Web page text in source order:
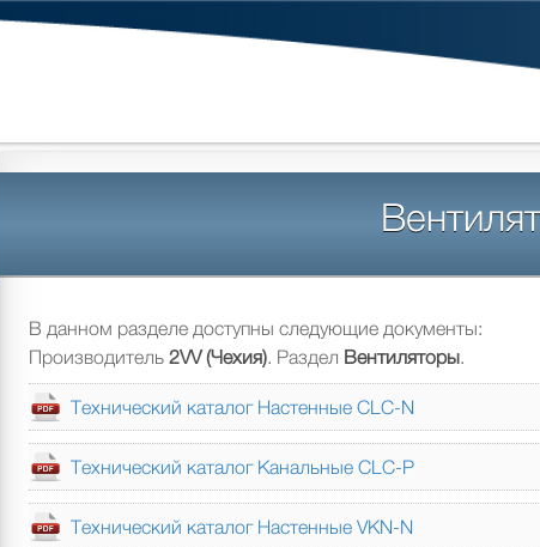
В данном разделе доступны следующие документы:
Производитель 2VV (Чехия). Раздел Вентиляторы.
Технический каталог Настенные CLC-N
Технический каталог Канальные CLC-P
Технический каталог Настенные VKN-N